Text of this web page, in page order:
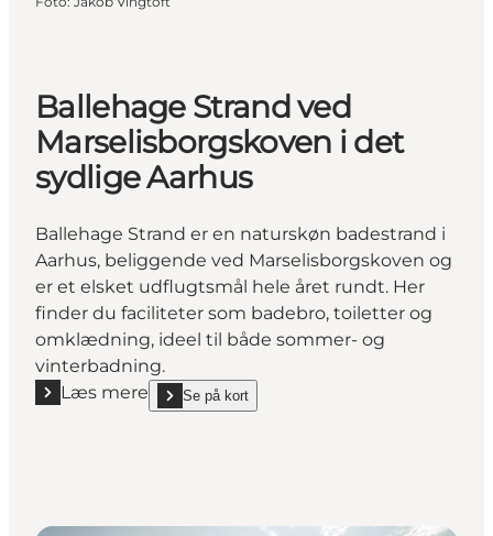
Ballehage Strand ved
Marselisborgskoven i det
sydlige Aarhus
Ballehage Strand er en naturskøn badestrand i
Aarhus, beliggende ved Marselisborgskoven og
er et elsket udflugtsmål hele året rundt. Her
finder du faciliteter som badebro, toiletter og
omklædning, ideel til både sommer- og
vinterbadning.
Læs mere
Læs mere "Ballehage Strand ved
Se på kort
show Ballehage Strand ved Marselisborgskoven i